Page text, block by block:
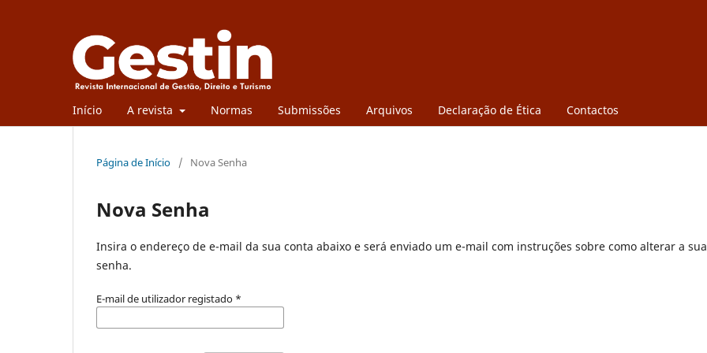
Início A revista Normas Submissões Arquivos Declaração de Ética Contactos
Página de Início / Nova Senha
Nova Senha
Insira o endereço de e-mail da sua conta abaixo e será enviado um e-mail com instruções sobre como alterar a sua
senha.
E-mail de utilizador registado *